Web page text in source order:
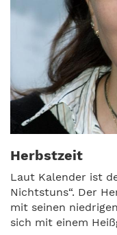
Herbstzeit
Laut Kalender ist
Nichtstuns“. Der
mit seinen
sich mit einem